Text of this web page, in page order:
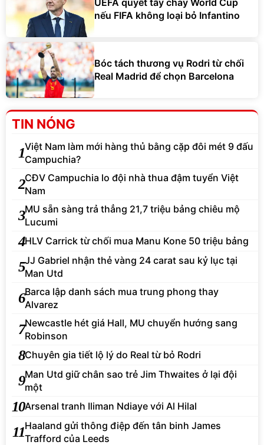
UEFA quyết tẩy chay World Cup
nếu FIFA không loại bỏ Infantino
Bóc tách thương vụ Rodri từ chối
Real Madrid để chọn Barcelona
TIN NÓNG
1Việt Nam làm mới hàng thủ bằng cặp đôi mét 9 đấu
Campuchia?
2CĐV Campuchia lo đội nhà thua đậm tuyển Việt
Nam
3MU sẵn sàng trả thẳng 21,7 triệu bảng chiêu mộ
Lucumi
4HLV Carrick từ chối mua Manu Kone 50 triệu bảng
5JJ Gabriel nhận thẻ vàng 24 carat sau kỷ lục tại
Man Utd
6Barca lập danh sách mua trung phong thay
Alvarez
7Newcastle hét giá Hall, MU chuyển hướng sang
Robinson
8Chuyên gia tiết lộ lý do Real từ bỏ Rodri
9Man Utd giữ chân sao trẻ Jim Thwaites ở lại đội
một
10Arsenal tranh Iliman Ndiaye với Al Hilal
11Haaland gửi thông điệp đến tân binh James
Trafford của Leeds